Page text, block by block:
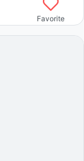
Favorite